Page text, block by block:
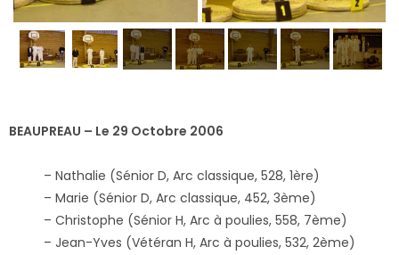
BEAUPREAU – Le 29 Octobre 2006
– Nathalie (Sénior D, Arc classique, 528, 1ère)
– Marie (Sénior D, Arc classique, 452, 3ème)
– Christophe (Sénior H, Arc à poulies, 558, 7ème)
– Jean-Yves (Vétéran H, Arc à poulies, 532, 2ème)